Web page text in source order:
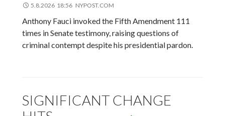
5.8.2026 18:56 NYPOST.COM
Anthony Fauci invoked the Fifth Amendment 111
times in Senate testimony, raising questions of
criminal contempt despite his presidential pardon.
SIGNIFICANT CHANGE